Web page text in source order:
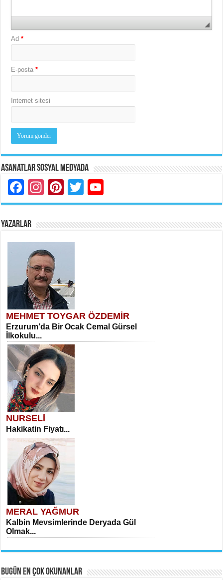
Ad*
E-posta*
İnternet sitesi
Asanatlar Sosyal Medyada
Facebook
Instagram
Pinterest
Twitter
YAZARLAR
MEHMET TOYGAR ÖZDEMİR
Erzurum’da Bir Ocak Cemal Gürsel
İlkokulu...
NURSELİ
Hakikatin Fiyatı...
MERAL YAĞMUR
Kalbin Mevsimlerinde Deryada Gül
Olmak...
BUGÜN EN ÇOK OKUNANLAR